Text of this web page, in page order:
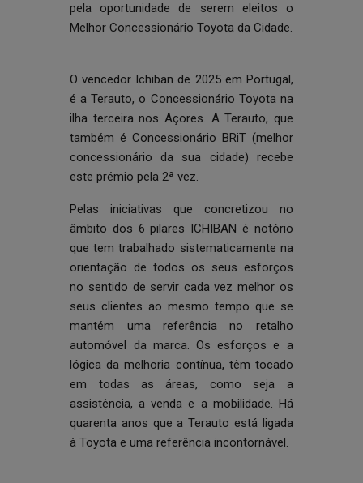
pela oportunidade de serem eleitos o
Melhor Concessionário Toyota da Cidade.
O vencedor Ichiban de 2025 em Portugal,
é a Terauto, o Concessionário Toyota na
ilha terceira nos Açores. A Terauto, que
também é Concessionário BRiT (melhor
concessionário da sua cidade) recebe
este prémio pela 2ª vez.
Pelas iniciativas que concretizou no
âmbito dos 6 pilares ICHIBAN é notório
que tem trabalhado sistematicamente na
orientação de todos os seus esforços
no sentido de servir cada vez melhor os
seus clientes ao mesmo tempo que se
mantém uma referência no retalho
automóvel da marca. Os esforços e a
lógica da melhoria contínua, têm tocado
em todas as áreas, como seja a
assistência, a venda e a mobilidade. Há
quarenta anos que a Terauto está ligada
à Toyota e uma referência incontornável.